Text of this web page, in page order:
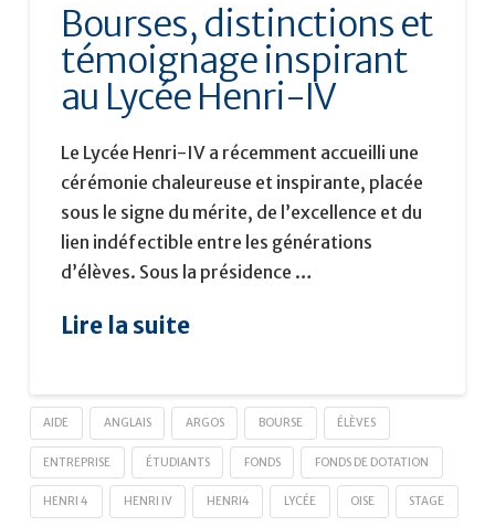
Bourses, distinctions et
témoignage inspirant
au Lycée Henri-IV
Le Lycée Henri-IV a récemment accueilli une
cérémonie chaleureuse et inspirante, placée
sous le signe du mérite, de l’excellence et du
lien indéfectible entre les générations
d’élèves. Sous la présidence …
Lire la suite
AIDE ANGLAIS ARGOS BOURSE ÉLÈVES
ENTREPRISE ÉTUDIANTS FONDS FONDS DE DOTATION
HENRI 4 HENRI IV HENRI4 LYCÉE OISE STAGE